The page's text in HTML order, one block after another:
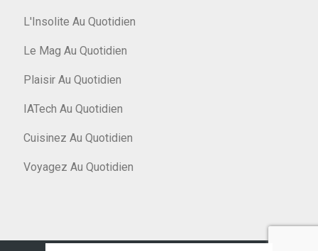
L'Insolite Au Quotidien
Le Mag Au Quotidien
Plaisir Au Quotidien
IATech Au Quotidien
Cuisinez Au Quotidien
Voyagez Au Quotidien